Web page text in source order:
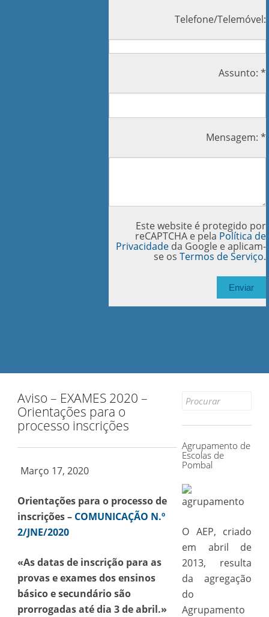
Telefone/Telemóvel:
Assunto: *
Mensagem: *
Este website é protegido por
reCAPTCHA e pela Política de
Privacidade da Google e aplicam-
se osTermos de Serviço.
Aviso – EXAMES 2020 –
Orientações para o
processo inscrições
Março 17, 2020
Orientações para o processo de
inscrições – COMUNICAÇÃO N.º
2/JNE/2020
«As datas de inscrição para as
provas e exames dos ensinos
básico e secundário são
prorrogadas até dia 3 de abril.»
Search
Agrupamento de
Escolas de
Pombal
O AEP, criado
em abril de
2013, resulta
da agregação
do
Agrupamento